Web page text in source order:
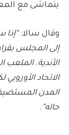
يتماشى مع
وقال سالا:
إلى المجلس بقرار
الاتحاد
حاله”.